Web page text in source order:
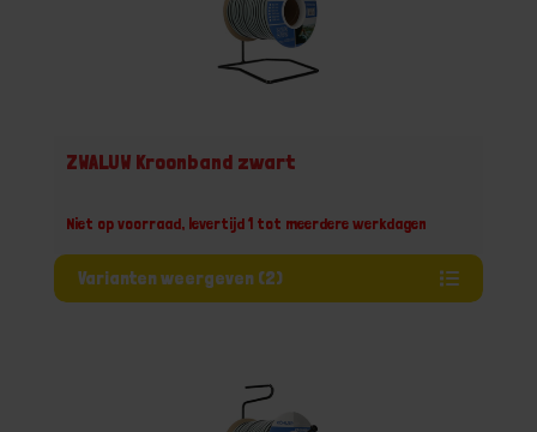
ZWALUW Kroonband zwart
Niet op voorraad, levertijd 1 tot meerdere werkdagen
Varianten weergeven (2)